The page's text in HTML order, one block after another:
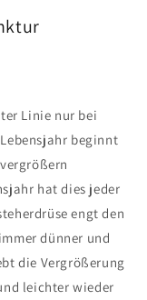
Linie nur bei
beginnt
hat dies jeder
engt den
dünner und
die Vergrößerung
leichter wieder